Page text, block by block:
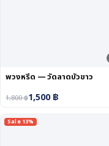
พวงหรีด — วัดลาดบัวขาว
1,800฿1,500฿
Sale 13%